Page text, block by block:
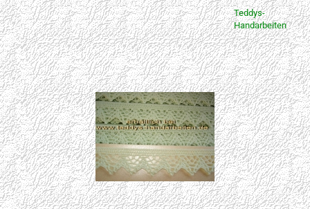
Teddys-
Handarbeiten